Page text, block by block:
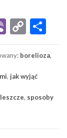
Viber
Copy
borelioza,
, jak wyjąć
, sposoby